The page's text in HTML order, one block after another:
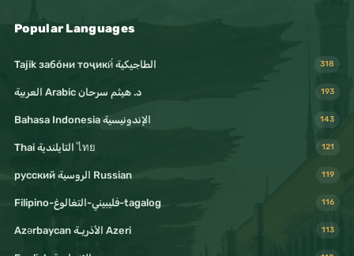
Popular Languages
Tajik забо́ни тоҷикӣ́ الطاجيكية 318
د. هيثم سرحان Arabic العربية 193
Bahasa Indonesia الإندونيسية 143
Thai التايلندية ไทย 121
русский الروسية Russian 119
Filipino-فليبيني-التغالوغ-tagalog 116
Azərbaycan الأذريـة Azeri 113